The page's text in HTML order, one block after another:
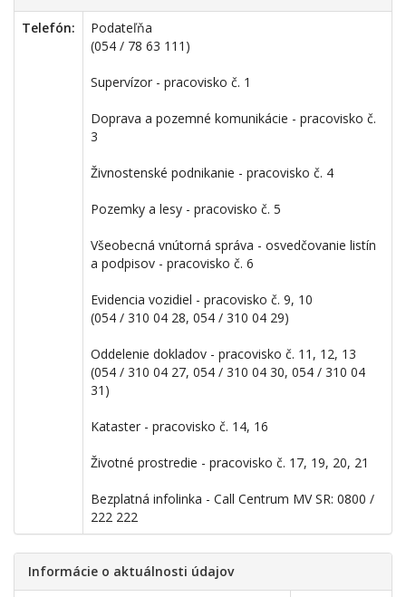
Telefón:
Podateľňa
(054 / 78 63 111)
Supervízor - pracovisko č. 1
Doprava a pozemné komunikácie - pracovisko č.
3
Živnostenské podnikanie - pracovisko č. 4
Pozemky a lesy - pracovisko č. 5
Všeobecná vnútorná správa - osvedčovanie listín
a podpisov - pracovisko č. 6
Evidencia vozidiel - pracovisko č. 9, 10
(054 / 310 04 28, 054 / 310 04 29)
Oddelenie dokladov - pracovisko č. 11, 12, 13
(054 / 310 04 27, 054 / 310 04 30, 054 / 310 04
31)
Kataster - pracovisko č. 14, 16
Životné prostredie - pracovisko č. 17, 19, 20, 21
Bezplatná infolinka - Call Centrum MV SR: 0800 /
222 222
Informácie o aktuálnosti údajov